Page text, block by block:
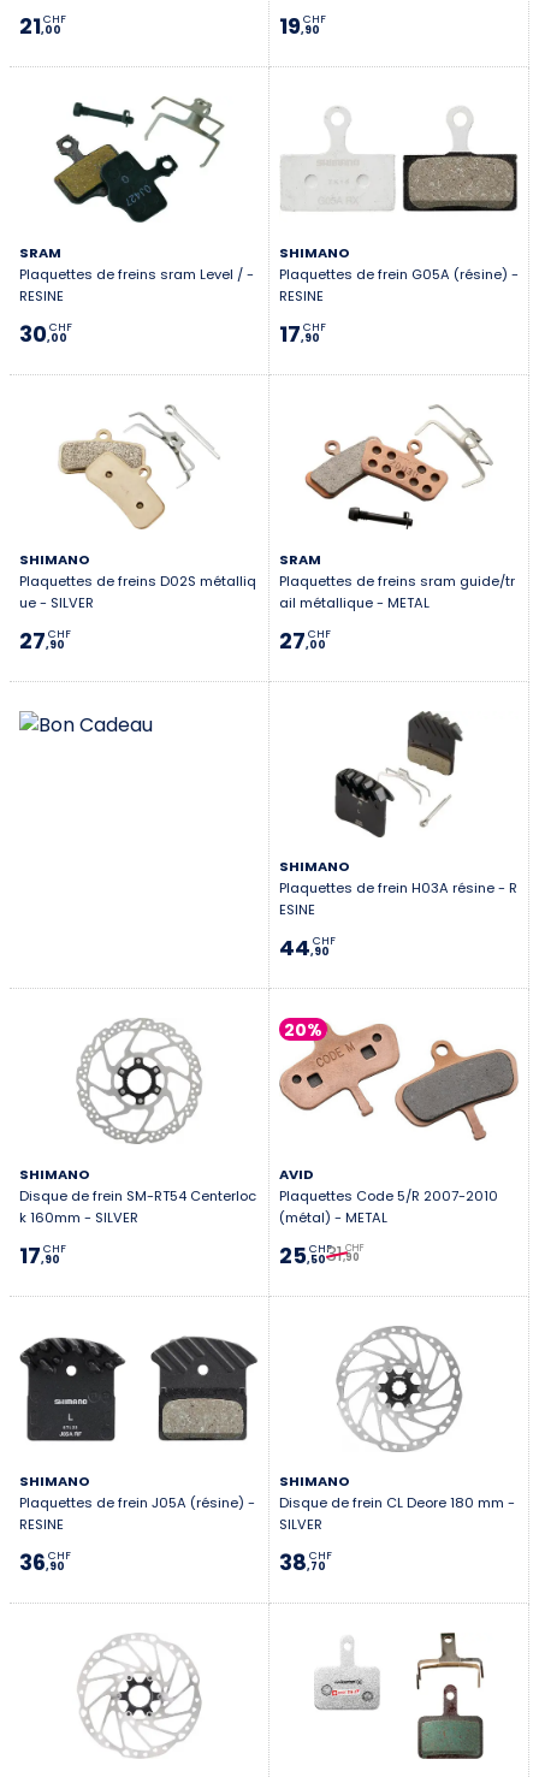
21,00
CHF 19,90
CHF
SRAM
Plaquettes de freins sram Level / -
RESINE
30,00
CHF
SHIMANO
Plaquettes de frein G05A (résine) -
RESINE
17,90
CHF
SHIMANO
Plaquettes de freins D02S métalliq
ue - SILVER
27,90
CHF
SRAM
Plaquettes de freins sram guide/tr
ail métallique - METAL
27,00
CHF
SHIMANO
Plaquettes de frein H03A résine - R
ESINE
44,90
CHF
SHIMANO
Disque de frein SM-RT54 Centerloc
k 160mm - SILVER
17,90
CHF
20%
AVID
Plaquettes Code 5/R 2007-2010
(métal) - METAL
25,50
CHF31,90
CHF
SHIMANO
Plaquettes de frein J05A (résine) -
RESINE
36,90
CHF
SHIMANO
Disque de frein CL Deore 180 mm -
SILVER
38,70
CHF